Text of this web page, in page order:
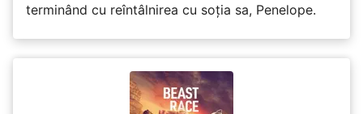
terminând cu reîntâlnirea cu soția sa, Penelope.